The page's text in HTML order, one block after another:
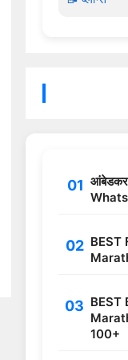
आंबेडकर
BEST
BEST
100+